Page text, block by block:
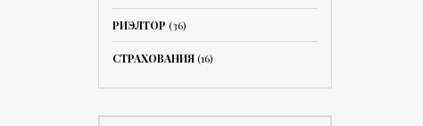
РИЭЛТОР (36)
СТРАХОВАНИЯ(16)